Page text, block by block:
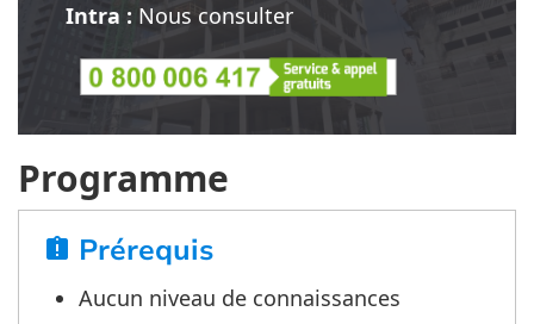
Intra : Nous consulter
Programme
assignment_late Prérequis
Aucun niveau de connaissances